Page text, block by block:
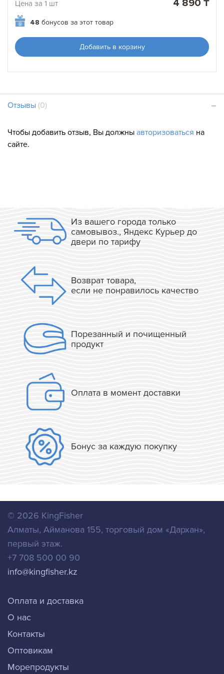
Цена за 1 шт 4 890 ₸
48 бонусов за этот товар
Добавить в корзину
Отзывы (0)
Чтобы добавить отзыв, Вы должны авторизоваться на
сайте.
Из вашего города только
самовывоз., Яндекс Курьер до
двери по тарифу
Возврат товара,
если не понравилось качество
Порезанный и почищенный
продукт
Оплата в момент доставки
Бонус за каждую покупку
© 2026 KingFisher
Алматы, Айманова 155, торговый дом «Дархан»,
первый этаж.
+7 708 500 00 90
info@kingfisher.kz
Оплата и доставка
О нас
Контакты
Оптовикам
Морепродукты